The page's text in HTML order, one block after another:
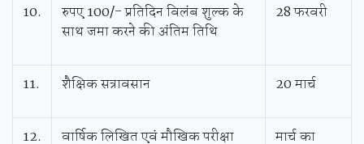
10.
रुपए 100/- प्रतिदिन विलंब शुल्क के
साथ जमा करने की अंतिम तिथि
28 फरवरी
11. शैक्षिक सत्रावसान 20 मार्च
12. वार्षिक लिखित एवं मौखिक परीक्षा
मार्च का